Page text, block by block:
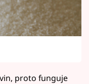
proto funguje